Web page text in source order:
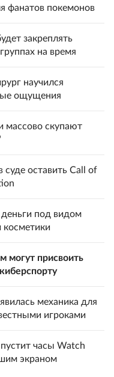
фанатов покемонов
закреплять
на время
научился
ощущения
массово скупают
суде оставить Call of
под видом
косметики
могут присвоить
механика для
игроками
часы Watch
экраном